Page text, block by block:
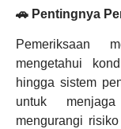
🚗 Pentingnya
Pemeriksaan
mengetahui
hingga sistem
untuk
mengurangi